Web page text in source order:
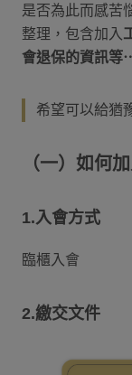
是否為此而感苦
整理，包含加入
會退保的資訊
希望可以給猶
（一）如何
1.入會方式
臨櫃入會
2.繳交文件